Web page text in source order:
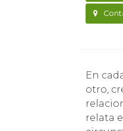
En cada persona hay fisuras, pequeñas grietas, llagas que, al mínimo contacto con el
otro,
relata